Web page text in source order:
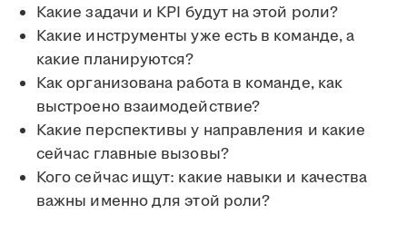
Какие задачи и KPI будут на этой роли?
Какие инструменты уже есть в команде, а
какие планируются?
Как организована работа в команде, как
выстроено взаимодействие?
Какие перспективы у направления и какие
сейчас главные вызовы?
Кого сейчас ищут: какие навыки и качества
важны именно для этой роли?